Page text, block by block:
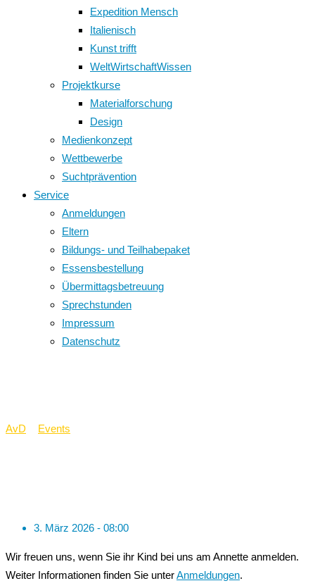
Expedition Mensch
Italienisch
Kunst trifft
WeltWirtschaftWissen
Projektkurse
Materialforschung
Design
Medienkonzept
Wettbewerbe
Suchtprävention
Service
Anmeldungen
Eltern
Bildungs- und Teilhabepaket
Essensbestellung
Übermittagsbetreuung
Sprechstunden
Impressum
Datenschutz
AvD Events
3. März 2026 - 08:00
Wir freuen uns, wenn Sie ihr Kind bei uns am Annette anmelden.
Weiter Informationen finden Sie unterAnmeldungen.